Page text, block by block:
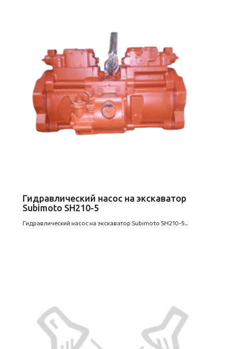
Гидравлический насос на экскаватор
Subimoto SH210-5
Гидравлический насос на экскаватор Subimoto SH210-5..